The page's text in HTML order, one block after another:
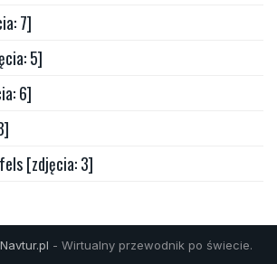
7]
5]
6]
[zdjęcia: 3]
Navtur.pl - Wirtualny przewodnik po świecie.